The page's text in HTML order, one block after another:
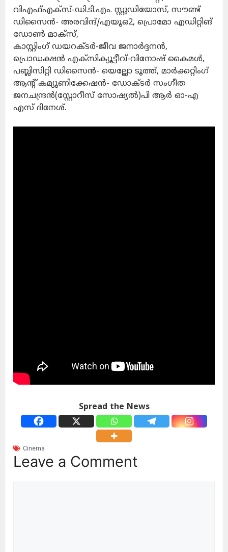
വിഎഫ്എക്സ്-ഡി.ടി.എം. സ്റ്റുഡിയോസ്, സൗണ്ട്
ഡിസൈൻ- അരവിന്ദ്/എയൂഒ2, പ്രൊമോ എഡിറ്റിങ്
ഡോൺ മാക്സ്,
കാസ്റ്റിംഗ് ഡയറക്ടർ-ജീവ ജനാർദ്ദനൻ,
പ്രൊഡക്ഷൻ എക്സിക്യൂട്ടീവ്-വിനോഷ് കൈമൾ,
പബ്ലിസിറ്റി ഡിസൈൻ- യെല്ലോ ടൂത്ത്, മാർക്കറ്റിംഗ്
ആന്റ് കമ്യൂണിക്കേഷൻ- ഡോക്ടർ സംഗീത
ജനചന്ദ്രൻ(സ്റ്റോറീസ് സോഷ്യൽ)പി ആർ ഓ-എ
എസ് ദിനേശ്.
Spread the News
Cinema
Leave a Comment